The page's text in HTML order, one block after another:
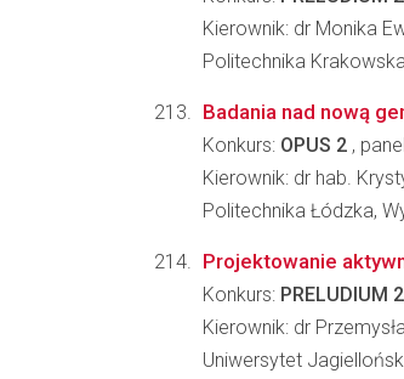
Kierownik: dr Monika
Politechnika
Badania nad nową
Konkurs: OPUS 2 ,
Kierownik: dr hab.
Politechnika Łódzka,
Projektowanie
Konkurs: PRELUDIUM 2
Kierownik: dr
Uniwersytet